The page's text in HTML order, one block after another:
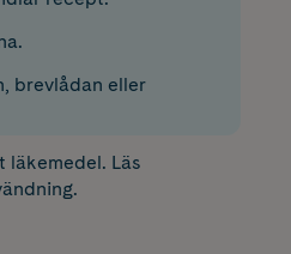
brevlådan eller
Läs